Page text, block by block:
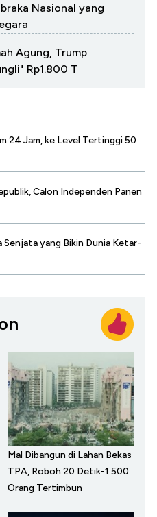
Nasional yang
Agung, Trump
Rp1.800 T
24 Jam, ke Level Tertinggi 50
Calon Independen Panen
Senjata yang Bikin Dunia Ketar-
Mal Dibangun di Lahan Bekas
TPA, Roboh 20 Detik-1.500
Orang Tertimbun